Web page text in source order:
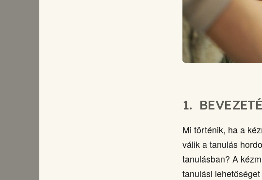
1.
Mi történik, ha a
válik a tanulás
tanulásban? A
tanulási